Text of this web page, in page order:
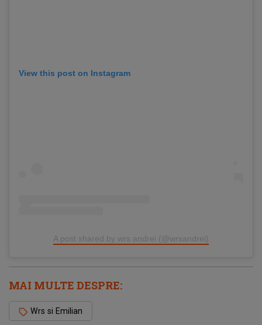
View this post on Instagram
A post shared by wrs andrei (@wrsandrei)
MAI MULTE DESPRE:
Wrs si Emilian